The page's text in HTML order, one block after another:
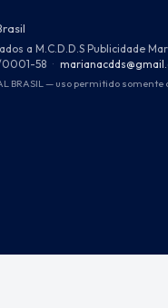
a M.C.D.D.S Publicidade
0001-58 ·
BRASIL — uso permitido